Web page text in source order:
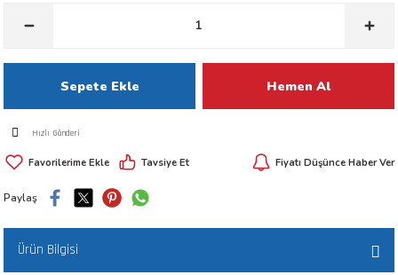
Ürünleri
Sepete Ekle Hemen Al
Hızlı Gönderi
Tavsiye Et Fiyatı Düşünce Haber Ver
Paylaş
Ürün Bilgisi